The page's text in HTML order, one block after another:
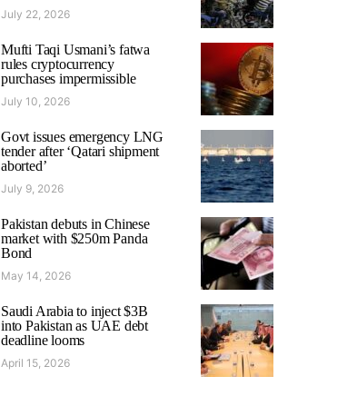
July 22, 2026
Mufti Taqi Usmani’s fatwa
rules cryptocurrency
purchases impermissible
July 10, 2026
Govt issues emergency LNG
tender after ‘Qatari shipment
aborted’
July 9, 2026
Pakistan debuts in Chinese
market with $250m Panda
Bond
May 14, 2026
Saudi Arabia to inject $3B
into Pakistan as UAE debt
deadline looms
April 15, 2026